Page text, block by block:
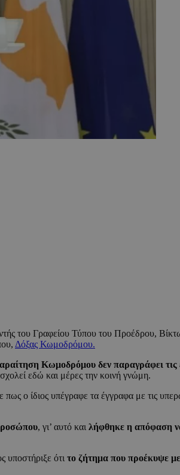
του Γραφείου Τύπου του Προέδρου,
Δόξας Κωμοδρόμου.
Κωμοδρόμου δεν παραγράφει τις
εδώ και μέρες την κοινή γνώμη.
πως ο ίδιος υπέγραφε τα έγγραφα με τις
, γι’ αυτό και λήφθηκε η απόφαση
ότι το ζήτημα που προέκυψε